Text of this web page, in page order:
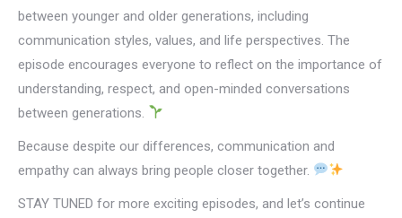
between younger and older generations, including
communication styles, values, and life perspectives. The
episode encourages everyone to reflect on the importance of
understanding, respect, and open-minded conversations
between generations.
Because despite our differences, communication and
empathy can always bring people closer together.
STAY TUNED for more exciting episodes, and let’s continue